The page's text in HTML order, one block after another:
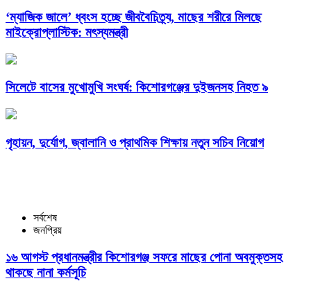
‘ম্যাজিক জালে’ ধ্বংস হচ্ছে জীববৈচিত্র্য, মাছের শরীরে মিলছে
মাইক্রোপ্লাস্টিক: মৎস্যমন্ত্রী
সিলেটে বাসের মুখোমুখি সংঘর্ষ: কিশোরগঞ্জের দুইজনসহ নিহত ৯
গৃহায়ন, দুর্যোগ, জ্বালানি ও প্রাথমিক শিক্ষায় নতুন সচিব নিয়োগ
সর্বশেষ
জনপ্রিয়
১৬ আগস্ট প্রধানমন্ত্রীর কিশোরগঞ্জ সফরে মাছের পোনা অবমুক্তসহ
থাকছে নানা কর্মসূচি